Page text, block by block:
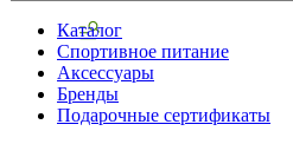
Каталог
Спортивное питание
Аксессуары
Бренды
Подарочные сертификаты